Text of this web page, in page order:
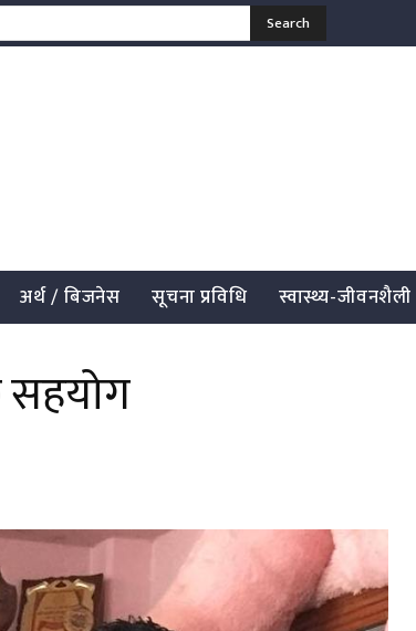
Search
अर्थ / बिजनेस सूचना प्रविधि स्वास्थ्य-जीवनशैली
सहयोग